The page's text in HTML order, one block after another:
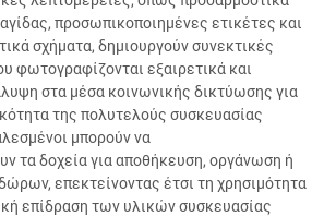
προσωπικοποιημένες ετικέτες και
σχήματα, δημιουργούν συνεκτικές
φωτογραφίζονται εξαιρετικά και
στα μέσα κοινωνικής δικτύωσης για
της πολυτελούς συσκευασίας
μπορούν να
τα δοχεία για αποθήκευση, οργάνωση ή
επεκτείνοντας έτσι τη χρησιμότητα
επίδραση των υλικών συσκευασίας